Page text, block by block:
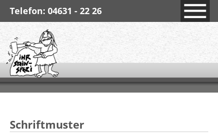
Telefon: 04631 - 22 26
Schriftmuster